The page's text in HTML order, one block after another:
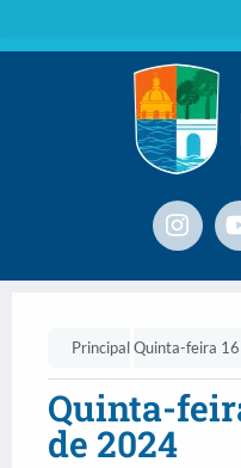
PrincipalQuinta-feira
Quinta-
de 2024